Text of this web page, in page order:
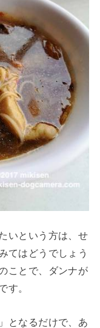
いという方は、せ
てはどうでしょう
ことで、ダンナが
す。
となるだけで、あ